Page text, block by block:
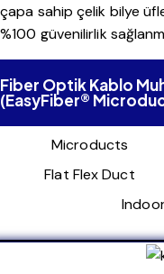
çapa sahip çelik bilye
%100 güvenilirlik
Fiber Optik Kablo
(EasyFiber®
Microducts
Flat Flex Duct